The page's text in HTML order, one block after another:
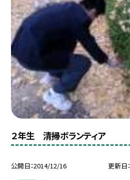
２年生 清掃ボランティア
公開日 2014/12/16 更新日